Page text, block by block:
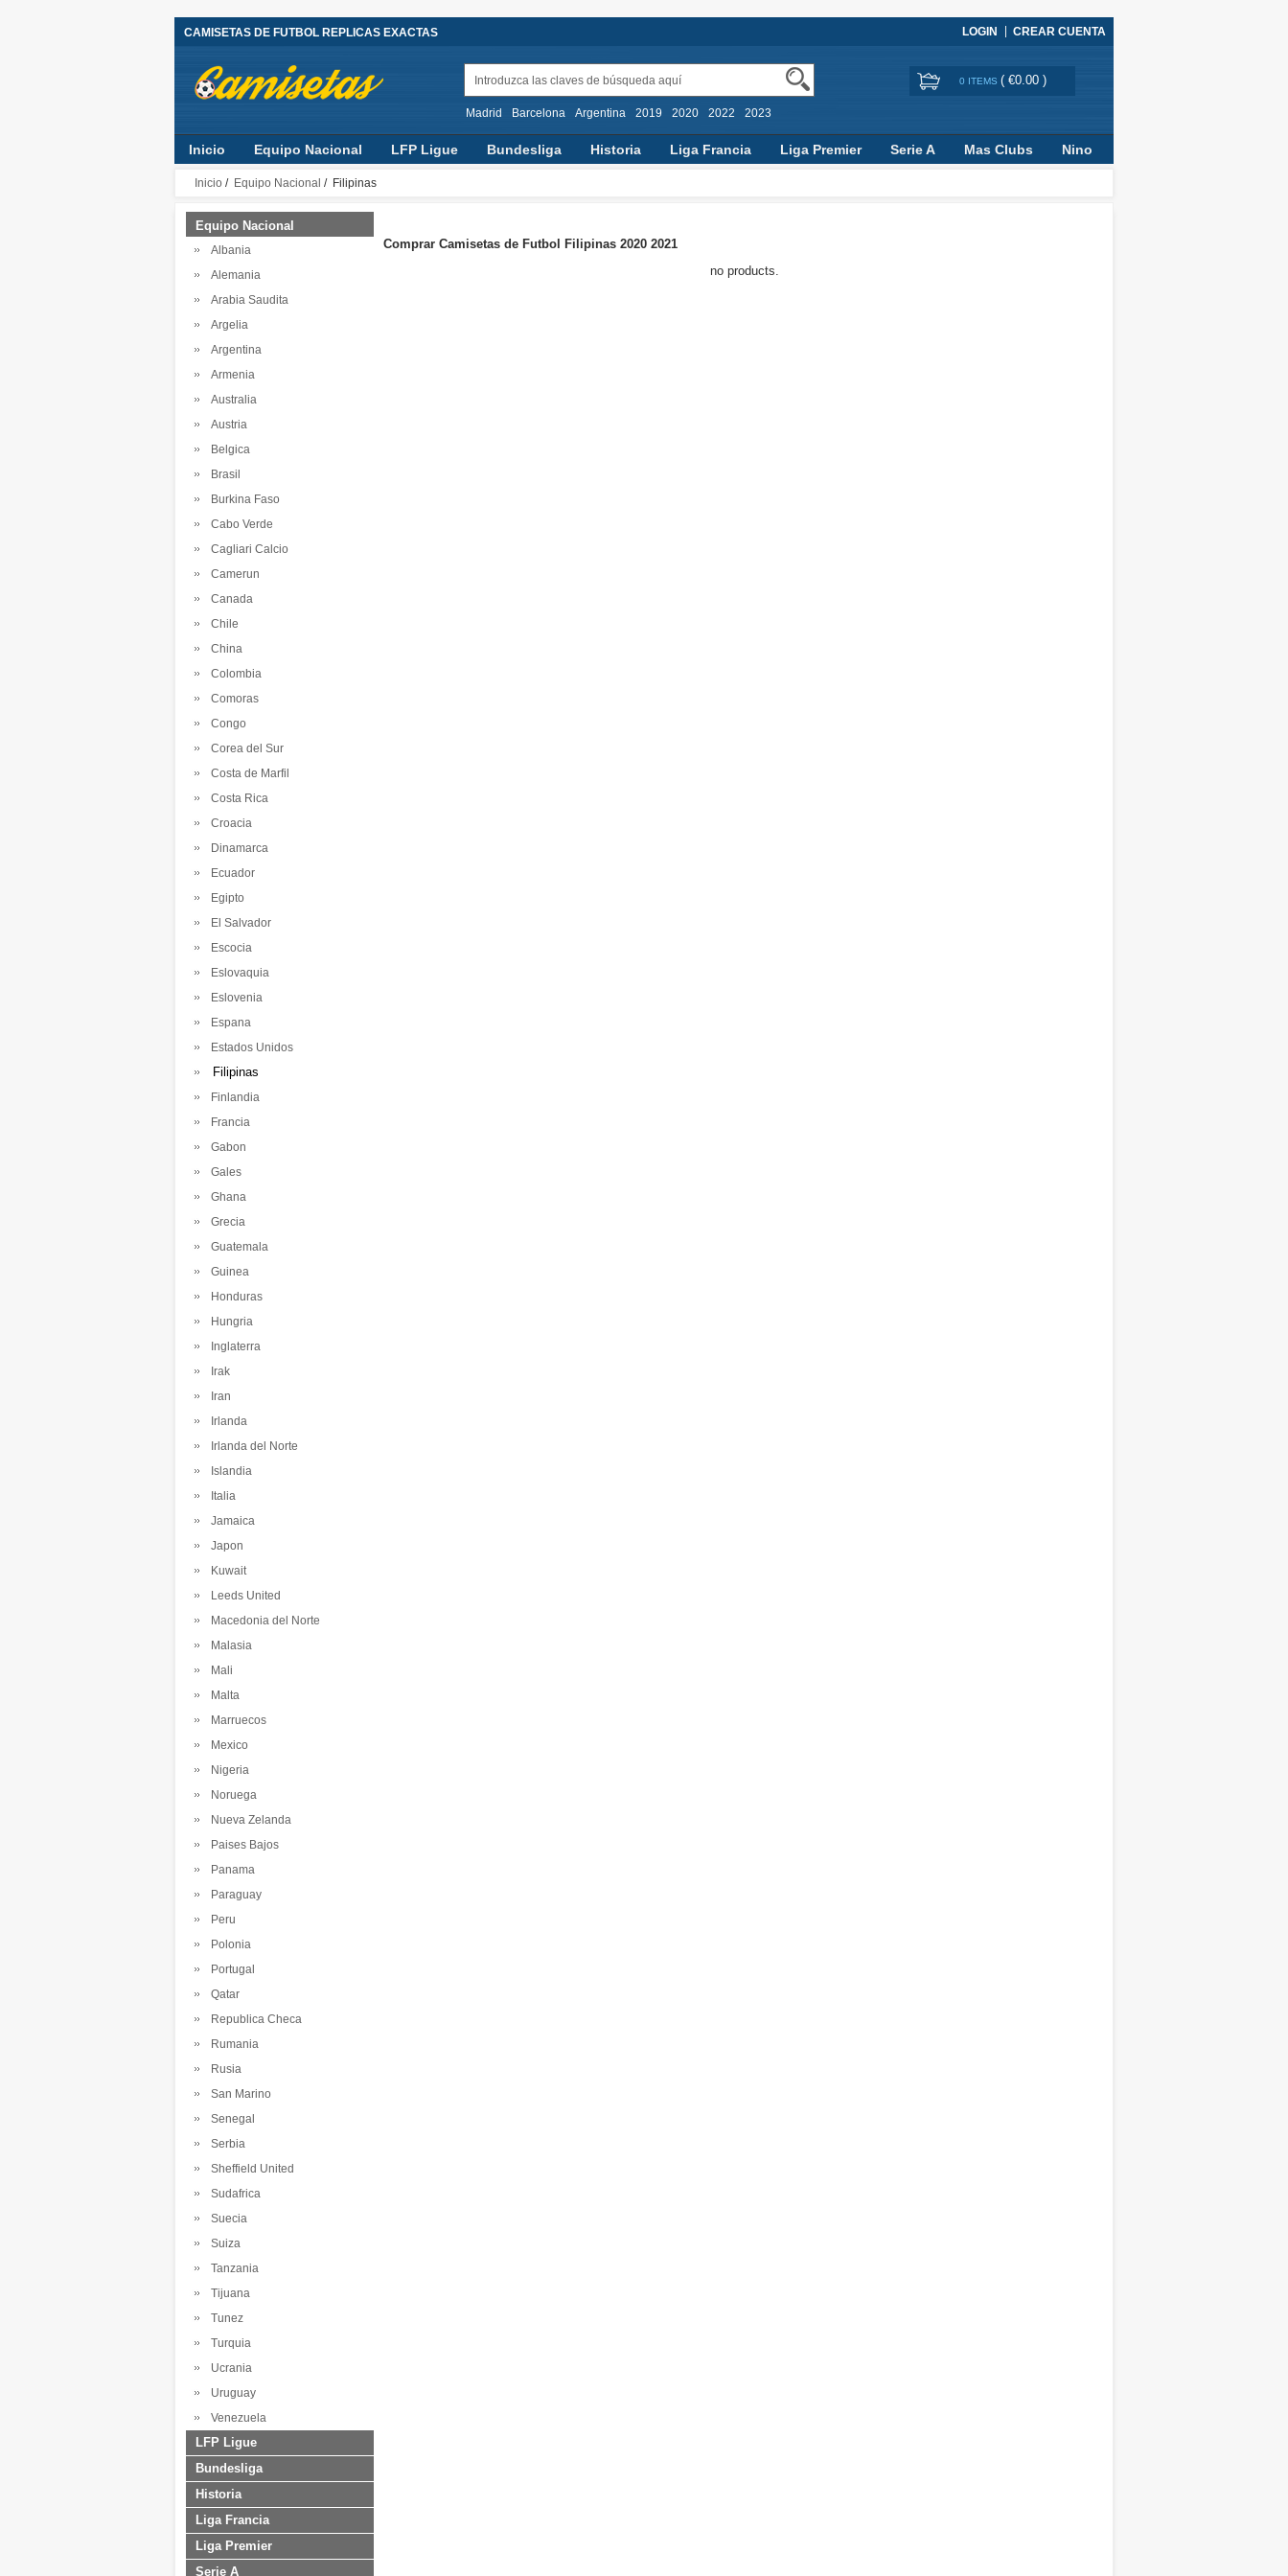
CAMISETAS DE FUTBOL REPLICAS EXACTAS LOGIN CREAR CUENTA
Madrid Barcelona Argentina 2019 2020 2022 2023
0 ITEMS ( €0.00 )
Inicio Equipo Nacional LFP Ligue Bundesliga Historia Liga Francia Liga Premier Serie A Mas Clubs Nino
Inicio / Equipo Nacional / Filipinas
Equipo Nacional
Albania
Alemania
Arabia Saudita
Argelia
Argentina
Armenia
Australia
Austria
Belgica
Brasil
Burkina Faso
Cabo Verde
Cagliari Calcio
Camerun
Canada
Chile
China
Colombia
Comoras
Congo
Corea del Sur
Costa de Marfil
Costa Rica
Croacia
Dinamarca
Ecuador
Egipto
El Salvador
Escocia
Eslovaquia
Eslovenia
Espana
Estados Unidos
Filipinas
Finlandia
Francia
Gabon
Gales
Ghana
Grecia
Guatemala
Guinea
Honduras
Hungria
Inglaterra
Irak
Iran
Irlanda
Irlanda del Norte
Islandia
Italia
Jamaica
Japon
Kuwait
Leeds United
Macedonia del Norte
Malasia
Mali
Malta
Marruecos
Mexico
Nigeria
Noruega
Nueva Zelanda
Paises Bajos
Panama
Paraguay
Peru
Polonia
Portugal
Qatar
Republica Checa
Rumania
Rusia
San Marino
Senegal
Serbia
Sheffield United
Sudafrica
Suecia
Suiza
Tanzania
Tijuana
Tunez
Turquia
Ucrania
Uruguay
Venezuela
LFP Ligue
Bundesliga
Historia
Liga Francia
Liga Premier
Serie A
Comprar Camisetas de Futbol Filipinas 2020 2021
no products.